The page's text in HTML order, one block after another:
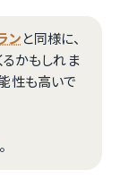
ン と同様に、
るかもしれま
性も高いで